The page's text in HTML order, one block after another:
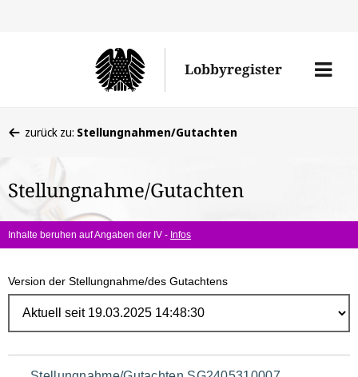
Lobbyregister
Menü
befinden
hier:
zurück zu: Stellungnahmen/Gutachten
Stellungnahme/Gutachten
Inhalte beruhen auf Angaben der IV - Infos
Version der Stellungnahme/des Gutachtens
Navigation